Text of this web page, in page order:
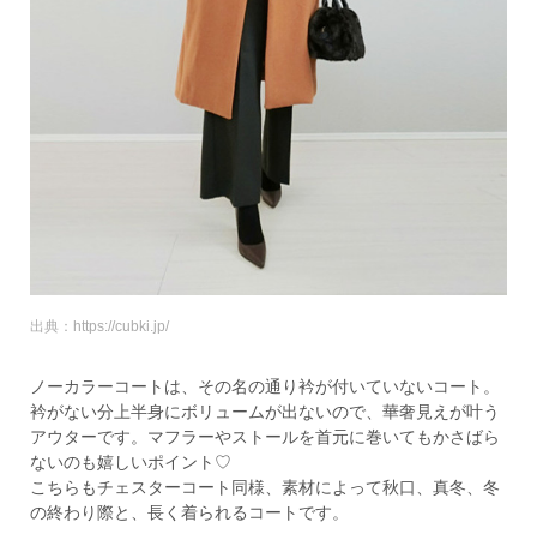
出典：https://cubki.jp/
ノーカラーコートは、その名の通り衿が付いていないコート。
衿がない分上半身にボリュームが出ないので、華奢見えが叶う
アウターです。マフラーやストールを首元に巻いてもかさばら
ないのも嬉しいポイント♡
こちらもチェスターコート同様、素材によって秋口、真冬、冬
の終わり際と、長く着られるコートです。